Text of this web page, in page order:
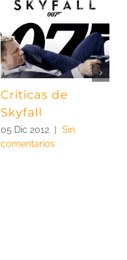
Críticas de
Skyfall
05 Dic 2012
Sin
comentarios